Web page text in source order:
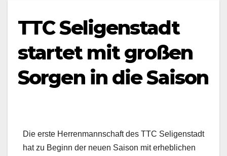
TTC Seligenstadt
startet mit großen
Sorgen in die Saison
Die erste Herrenmannschaft des TTC Seligenstadt
hat zu Beginn der neuen Saison mit erheblichen